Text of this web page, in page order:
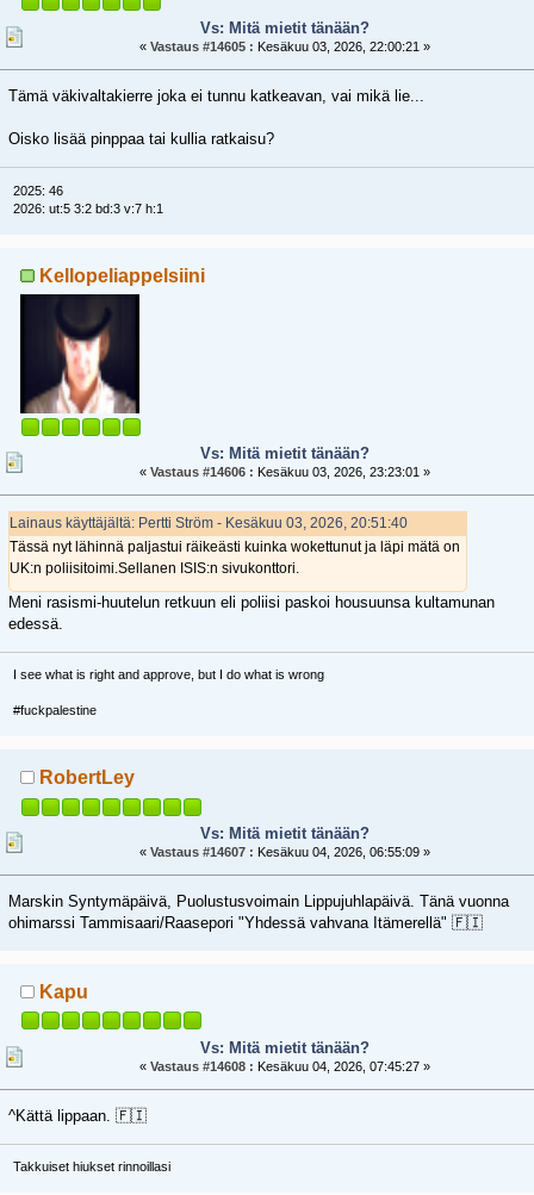
Vs: Mitä mietit tänään?
«Vastaus #14605 : Kesäkuu 03, 2026, 22:00:21 »
Tämä väkivaltakierre joka ei tunnu katkeavan, vai mikä lie...
Oisko lisää pinppaa tai kullia ratkaisu?
2025: 46
2026: ut:5 3:2 bd:3 v:7 h:1
Kellopeliappelsiini
Vs: Mitä mietit tänään?
«Vastaus #14606 : Kesäkuu 03, 2026, 23:23:01 »
Lainaus käyttäjältä: Pertti Ström - Kesäkuu 03, 2026, 20:51:40
Tässä nyt lähinnä paljastui räikeästi kuinka wokettunut ja läpi mätä on
UK:n poliisitoimi.Sellanen ISIS:n sivukonttori.
Meni rasismi-huutelun retkuun eli poliisi paskoi housuunsa kultamunan
edessä.
I see what is right and approve, but I do what is wrong
#fuckpalestine
RobertLey
Vs: Mitä mietit tänään?
«Vastaus #14607 : Kesäkuu 04, 2026, 06:55:09 »
Marskin Syntymäpäivä, Puolustusvoimain Lippujuhlapäivä. Tänä vuonna
ohimarssi Tammisaari/Raasepori "Yhdessä vahvana Itämerellä" 🇫🇮
Kapu
Vs: Mitä mietit tänään?
«Vastaus #14608 : Kesäkuu 04, 2026, 07:45:27 »
^Kättä lippaan. 🇫🇮
Takkuiset hiukset rinnoillasi